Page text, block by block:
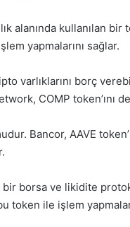
alanında kullanılan bir
yapmalarını sağlar.
varlıklarını borç
COMP token’ını
Bancor, AAVE
borsa ve likidite
token ile işlem